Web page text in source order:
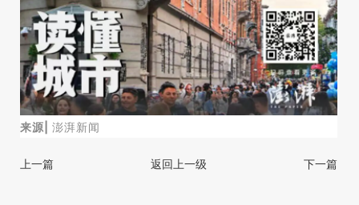
来源|澎湃新闻
上一篇 返回上一级 下一篇